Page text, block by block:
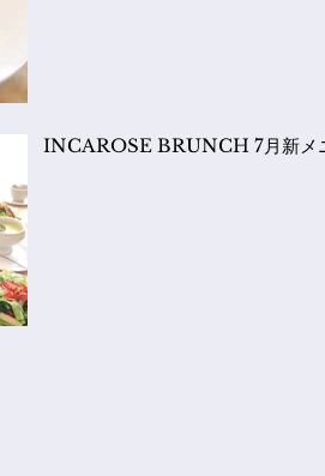
INCAROSE BRUNCH 7月新メ